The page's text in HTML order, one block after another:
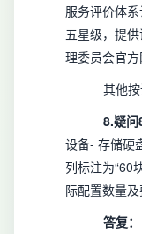
服务评价体
五星级，提
理委员会官
其他按
8.疑问
设备- 存储硬
列标注为“60
际配置数量及
答复：